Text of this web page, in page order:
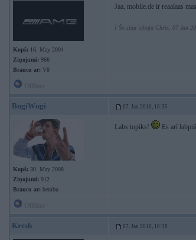
Kopš: 16. May 2004
Ziņojumi: 966
Braucu ar: V8
Jaa, mobile.de ir reaalaas
[ Šo ziņu laboja Chris, 07 Jan
BugiWugi 07. Jan 2010, 10:35
Kopš: 30. May 2008
Ziņojumi: 912
Braucu ar: bembu
Labs topiks! Es arī
Kresh 07. Jan 2010, 10:38